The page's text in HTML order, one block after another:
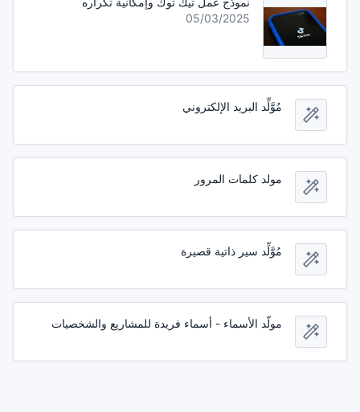
05/03/2025
مُوَّلِّد البريد الإلكتروني
مولد كلمات المرور
مُوَّلِّد سير ذاتية قصيرة
مولّد الأسماء - أسماء فريدة للمشاريع والشخصيات